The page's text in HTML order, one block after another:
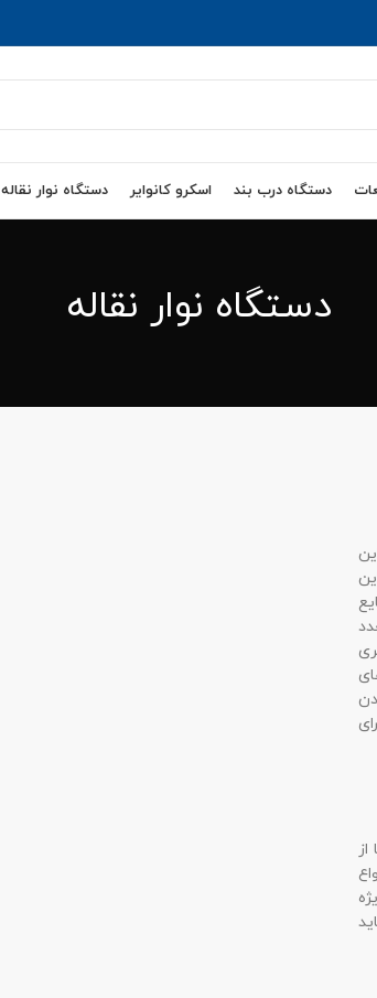
دستگاه درب بند اسکرو کانوایر دستگاه نوار نقاله
دستگاه نوار نقاله